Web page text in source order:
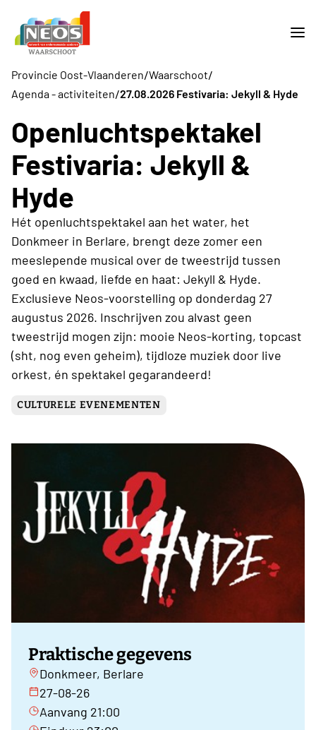
Provincie Oost-Vlaanderen/Waarschoot/
Agenda - activiteiten/27.08.2026 Festivaria: Jekyll & Hyde
Openluchtspektakel
Festivaria: Jekyll &
Hyde
Hét openluchtspektakel aan het water, het
Donkmeer in Berlare, brengt deze zomer een
meeslepende musical over de tweestrijd tussen
goed en kwaad, liefde en haat: Jekyll & Hyde.
Exclusieve Neos-voorstelling op donderdag 27
augustus 2026. Inschrijven zou alvast geen
tweestrijd mogen zijn: mooie Neos-korting, topcast
(sht, nog even geheim), tijdloze muziek door live
orkest, én spektakel gegarandeerd!
CULTURELE EVENEMENTEN
Praktische gegevens
Donkmeer, Berlare
27-08-26
Aanvang 21:00